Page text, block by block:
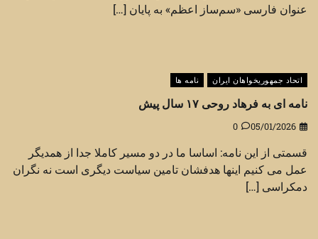
عنوان فارسی «سم‌ساز اعظم» به پایان […]
اتحاد جمهوریخواهان ایران نامه ها
نامه ای به فرهاد روحی ۱۷ سال پیش
05/01/2026
0
قسمتی از این نامه: اساسا ما در دو مسیر کاملا جدا از همدیگر
عمل می کنیم اینها هدفشان تامین سیاست دیگری است نه نگران
دمکراسی […]